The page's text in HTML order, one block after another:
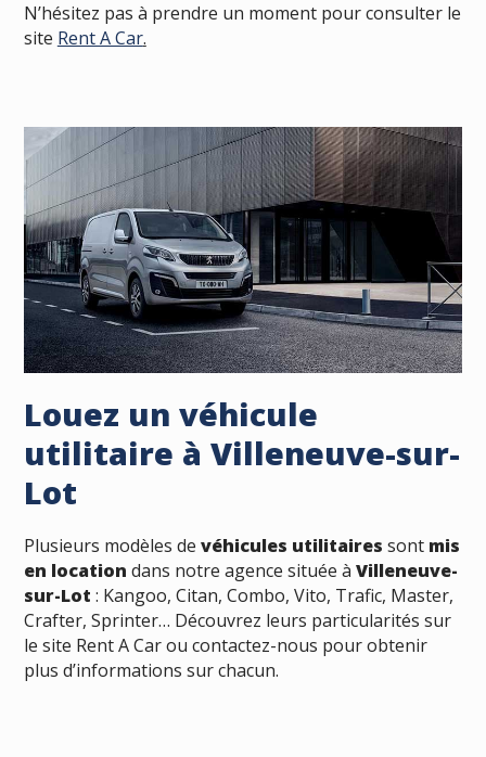
N’hésitez pas à prendre un moment pour consulter le
site Rent A Car.
Louez un véhicule
utilitaire à Villeneuve-sur-
Lot
Plusieurs modèles de véhicules utilitaires sont mis
en location dans notre agence située à Villeneuve-
sur-Lot : Kangoo, Citan, Combo, Vito, Trafic, Master,
Crafter, Sprinter… Découvrez leurs particularités sur
le site Rent A Car ou contactez-nous pour obtenir
plus d’informations sur chacun.